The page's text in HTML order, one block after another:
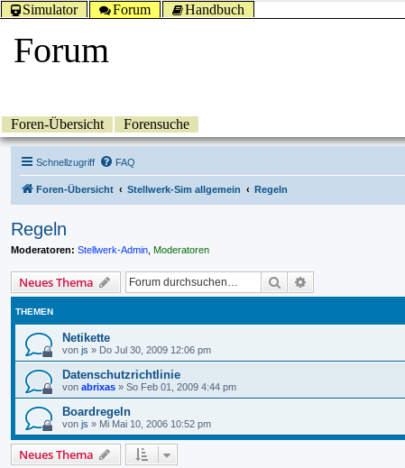
Simulator Forum Handbuch
Forum
Foren-Übersicht Forensuche
Schnellzugriff FAQ
Foren-Übersicht Stellwerk-Sim allgemein Regeln
Regeln
Moderatoren: Stellwerk-Admin Moderatoren
Neues Thema Suche
THEMEN
Netikette
von js » Do Jul 30, 2009 12:06 pm
Datenschutzrichtlinie
von abrixas » So Feb 01, 2009 4:44 pm
Boardregeln
von js » Mi Mai 10, 2006 10:52 pm
Neues Thema